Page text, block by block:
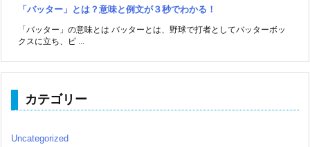
「バッター」とは？意味と例文が３秒でわかる！
「バッター」の意味とは バッターとは、野球で打者としてバッターボッ
クスに立ち、ピ ...
カテゴリー
Uncategorized